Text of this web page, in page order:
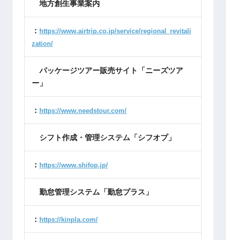
地方創生事業案内
： https://www.airtrip.co.jp/service/regional_revitali
zation/
パッケージツアー販売サイト「ニーズツア
ー」
： https://www.needstour.com/
シフト作成・管理システム「シフオプ」
： https://www.shifop.jp/
勤怠管理システム「勤怠プラス」
： https://kinpla.com/